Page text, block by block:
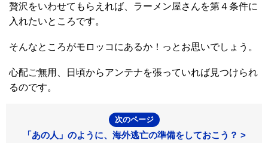
贅沢をいわせてもらえれば、ラーメン屋さんを第４条件に
入れたいところです。
そんなところがモロッコにあるか！っとお思いでしょう。
心配ご無用、日頃からアンテナを張っていれば見つけられ
るのです。
次のページ
「あの人」のように、海外逃亡の準備をしておこう？ >